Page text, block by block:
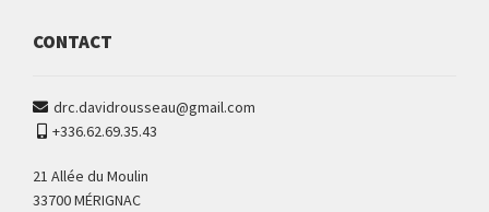
CONTACT
drc.davidrousseau@gmail.com
+336.62.69.35.43
21 Allée du Moulin
33700 MÉRIGNAC